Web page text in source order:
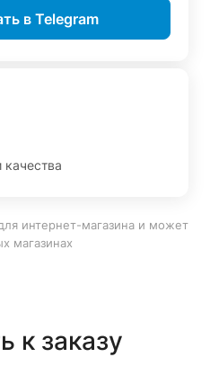
в Telegram
качества
интернет-магазина и может
магазинах
к заказу